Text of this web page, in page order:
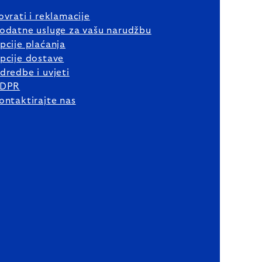
i reklamacije
usluge za vašu narudžbu
plaćanja
dostave
i uvjeti
nas